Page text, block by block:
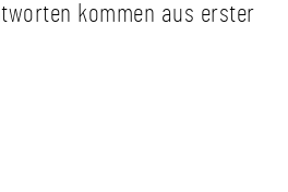
kommen aus erster